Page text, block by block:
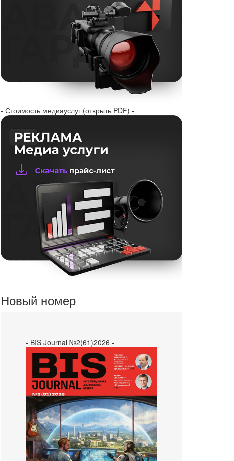
- Стоимость медиауслуг (открыть PDF) -
Новый номер
- BIS Journal №2(61)2026 -